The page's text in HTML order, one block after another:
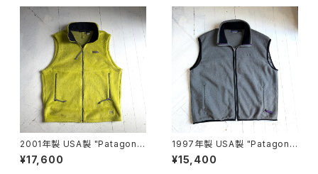
2001年製 USA製 "Patagoni
a" R2 vest
¥17,600
1997年製 USA製 "Patagoni
a" synchilla vest
¥15,400